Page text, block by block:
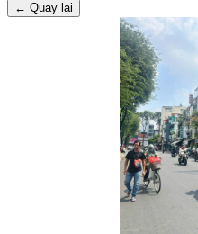
← Quay lại